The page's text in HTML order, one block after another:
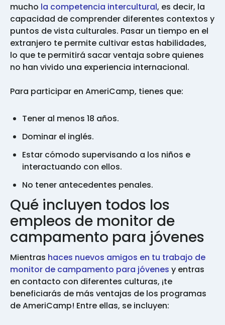
mucho la competencia intercultural, es decir, la
capacidad de comprender diferentes contextos y
puntos de vista culturales. Pasar un tiempo en el
extranjero te permite cultivar estas habilidades,
lo que te permitirá sacar ventaja sobre quienes
no han vivido una experiencia internacional.
Para participar en AmeriCamp, tienes que:
Tener al menos 18 años.
Dominar el inglés.
Estar cómodo supervisando a los niños e
interactuando con ellos.
No tener antecedentes penales.
Qué incluyen todos los
empleos de monitor de
campamento para jóvenes
Mientras haces nuevos amigos en tu trabajo de
monitor de campamento para jóvenes y entras
en contacto con diferentes culturas, ¡te
beneficiarás de más ventajas de los programas
de AmeriCamp! Entre ellas, se incluyen: